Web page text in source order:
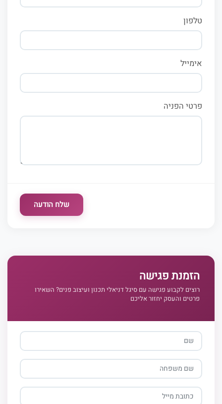
טלפון
אימייל
פרטי הפניה
שלח הודעה
הזמנת פגישה
רוצים לקבוע פגישה עם סיגל דניאלי תכנון ועיצוב פנים? השאירו
פרטים והעסק יחזור אליכם